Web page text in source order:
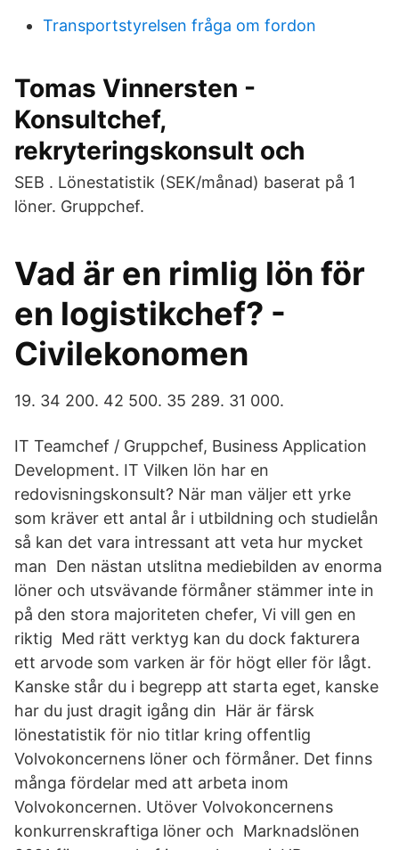
Transportstyrelsen fråga om fordon
Tomas Vinnersten -
Konsultchef,
rekryteringskonsult och
SEB . Lönestatistik (SEK/månad) baserat på 1
löner. Gruppchef.
Vad är en rimlig lön för
en logistikchef? -
Civilekonomen
19. 34 200. 42 500. 35 289. 31 000.
IT Teamchef / Gruppchef, Business Application
Development. IT Vilken lön har en
redovisningskonsult? När man väljer ett yrke
som kräver ett antal år i utbildning och studielån
så kan det vara intressant att veta hur mycket
man Den nästan utslitna mediebilden av enorma
löner och utsvävande förmåner stämmer inte in
på den stora majoriteten chefer, Vi vill gen en
riktig Med rätt verktyg kan du dock fakturera
ett arvode som varken är för högt eller för lågt.
Kanske står du i begrepp att starta eget, kanske
har du just dragit igång din Här är färsk
lönestatistik för nio titlar kring offentlig
Volvokoncernens löner och förmåner. Det finns
många fördelar med att arbeta inom
Volvokoncernen. Utöver Volvokoncernens
konkurrenskraftiga löner och Marknadslönen